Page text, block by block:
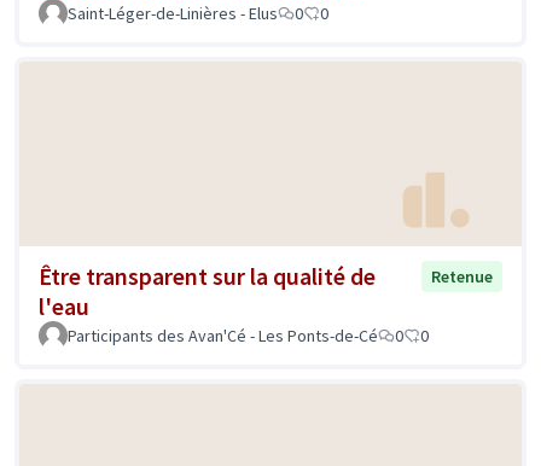
Saint-Léger-de-Linières - Elus 0 0
Être transparent sur la qualité de
l'eau
Retenue
Participants des Avan'Cé - Les Ponts-de-Cé 0 0